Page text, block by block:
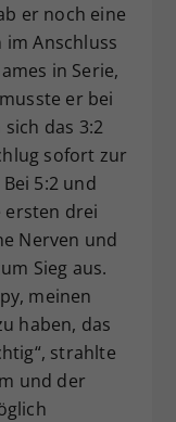
er noch eine
im Anschluss
in Serie,
er bei
das 3:2
sofort zur
5:2 und
ersten drei
Nerven und
Sieg aus.
meinen
haben, das
strahlte
und der